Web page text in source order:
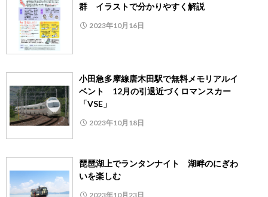
群 イラストで分かりやすく解説
2023年10月16日
小田急多摩線唐木田駅で無料メモリアルイ
ベント 12月の引退近づくロマンスカー
「VSE」
2023年10月18日
琵琶湖上でランタンナイト 湖畔のにぎわ
いを楽しむ
2023年10月23日